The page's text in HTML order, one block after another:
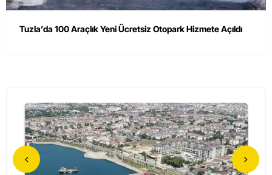
Tuzla’da 100 Araçlık Yeni Ücretsiz Otopark Hizmete Açıldı